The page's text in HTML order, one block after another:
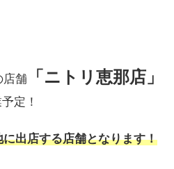
店舗 「ニトリ恵那店」
定！
出店する店舗となります！